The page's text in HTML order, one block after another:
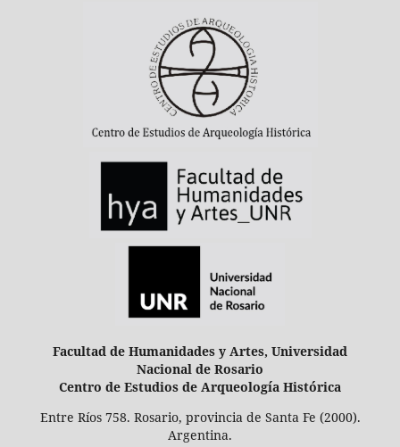
Facultad de Humanidades y Artes, Universidad
Nacional de Rosario
Centro de Estudios de Arqueología Histórica
Entre Ríos 758. Rosario, provincia de Santa Fe (2000).
Argentina.